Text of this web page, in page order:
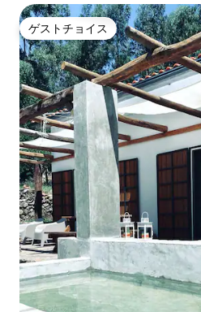
ゲストチョイス
ゲストチョイス